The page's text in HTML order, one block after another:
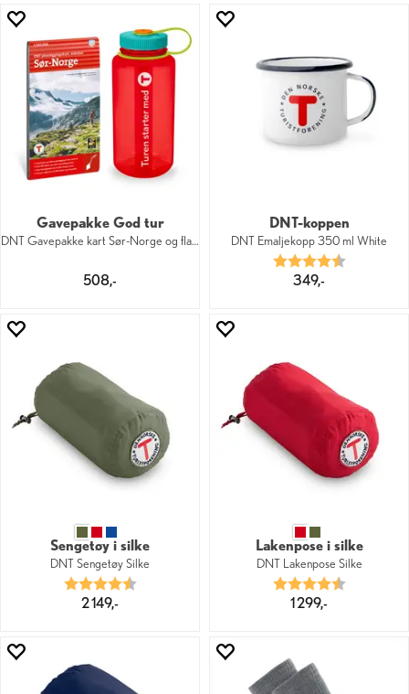
Gavepakke God tur
DNT Gavepakke kart Sør-Norge og flaske
508,-
DNT-koppen
DNT Emaljekopp 350 ml White
Karakter:
4.3 av 5
349,-
Sengetøy i silke
DNT Sengetøy Silke
Karakter:
4.8 av 5 mulige
2 149,-
Lakenpose i silke
DNT Lakenpose Silke
Karakter:
4.7 av 5
1 299,-